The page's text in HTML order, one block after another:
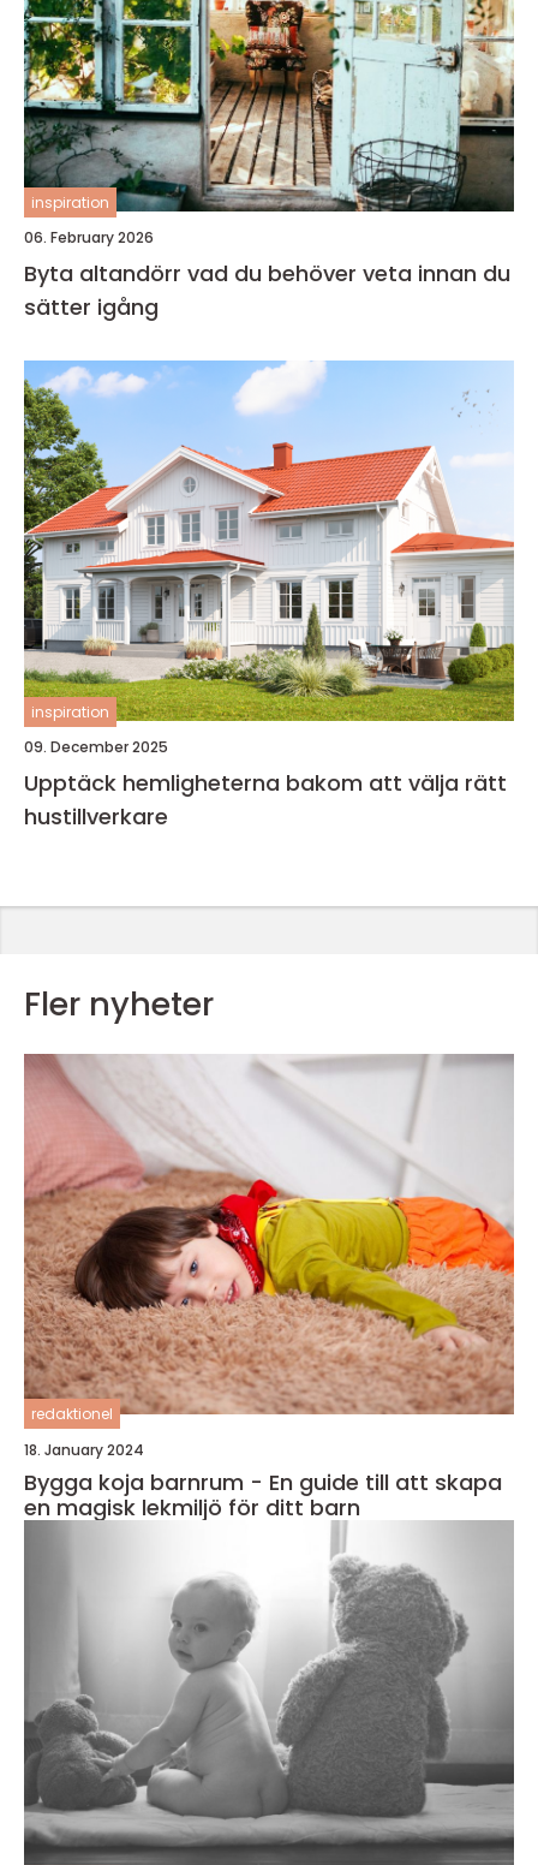
inspiration
06. February 2026
Byta altandörr vad du behöver veta innan du
sätter igång
inspiration
09. December 2025
Upptäck hemligheterna bakom att välja rätt
hustillverkare
Fler nyheter
redaktionel
18. January 2024
Bygga koja barnrum - En guide till att skapa
en magisk lekmiljö för ditt barn